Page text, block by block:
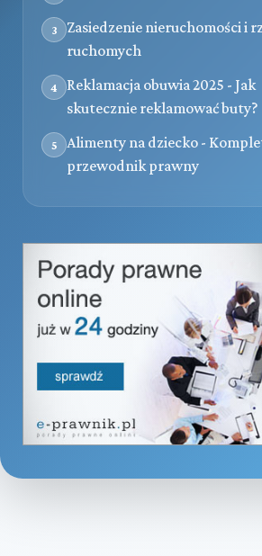
3
Zasiedzenie nieruchomości i
ruchomych
4
Reklamacja obuwia 2025 - Jak
skutecznie reklamować buty?
5
Alimenty na dziecko -
przewodnik prawny